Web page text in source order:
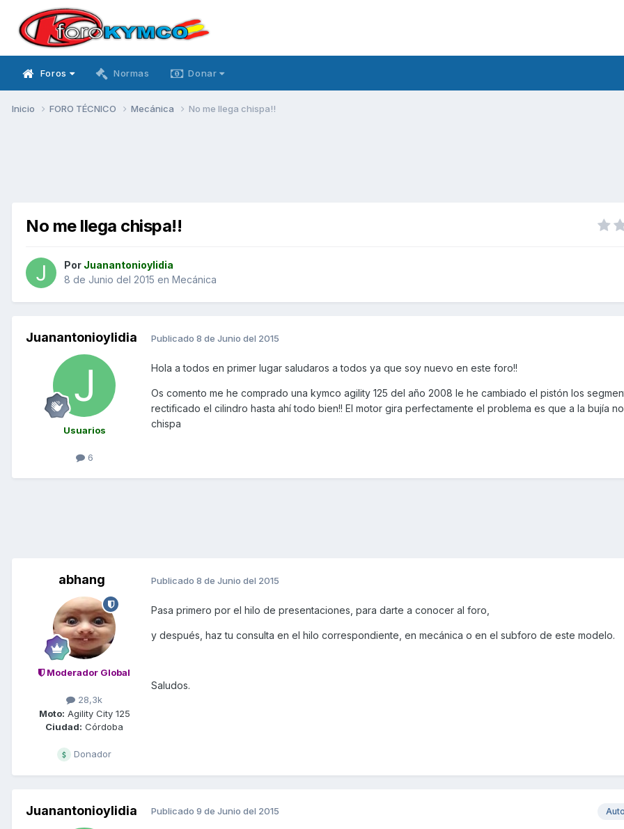
Foros Normas Donar
Inicio FORO TÉCNICO Mecánica No me llega chispa!!
No me llega chispa!!
Por Juanantonioylidia
8 de Junio del 2015 en Mecánica
Juanantonioylidia
Usuarios
6
Publicado 8 de Junio del 2015
Hola a todos en primer lugar saludaros a todos ya que soy nuevo en este foro!!
Os comento me he comprado una kymco agility 125 del año 2008 le he cambiado el pistón los
rectificado el cilindro hasta ahí todo bien!! El motor gira perfectamente el problema es que a la bujía
chispa
abhang
Moderador Global
28,3k
Moto: Agility City 125
Ciudad: Córdoba
Donador
Publicado 8 de Junio del 2015
Pasa primero por el hilo de presentaciones, para darte a conocer al foro,
y después, haz tu consulta en el hilo correspondiente, en mecánica o en el subforo de este modelo.
Saludos.
Juanantonioylidia Publicado 9 de Junio del 2015